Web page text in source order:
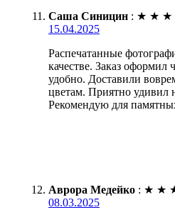
Саша Синицин : ★ ★ ★
15.04.2025
Распечатанные
качестве. Заказ оформил
удобно. Доставили
цветам. Приятно удивил
Рекомендую для
Аврора Медейко : ★ ★
08.03.2025